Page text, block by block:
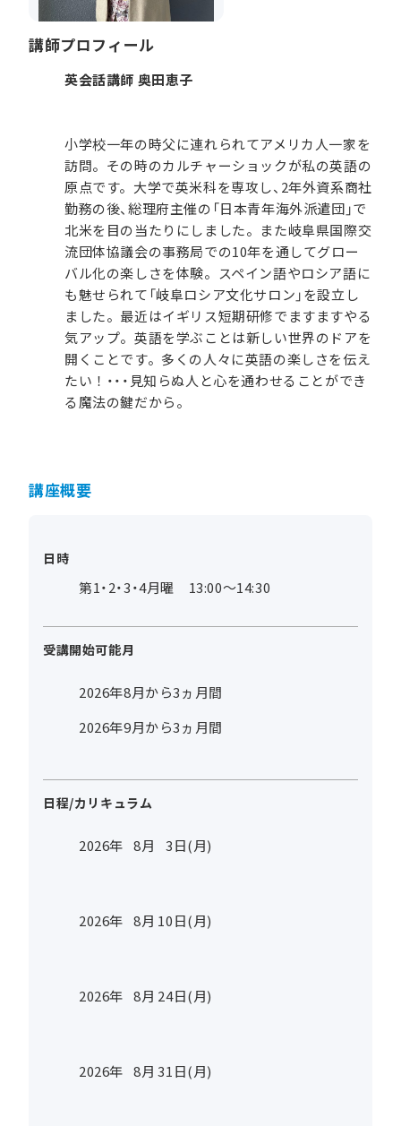
講師プロフィール
英会話講師 奥田恵子
小学校一年の時父に連れられてアメリカ人一家を
訪問。その時のカルチャーショックが私の英語の
原点です。大学で英米科を専攻し、2年外資系商社
勤務の後、総理府主催の「日本青年海外派遣団」で
北米を目の当たりにしました。また岐阜県国際交
流団体協議会の事務局での10年を通してグロー
バル化の楽しさを体験。スペイン語やロシア語に
も魅せられて「岐阜ロシア文化サロン」を設立し
ました。最近はイギリス短期研修でますますやる
気アップ。英語を学ぶことは新しい世界のドアを
開くことです。多くの人々に英語の楽しさを伝え
たい！・・・見知らぬ人と心を通わせることができ
る魔法の鍵だから。
講座概要
日時
第1・2・3・4月曜 13:00～14:30
受講開始可能月
2026年8月から3ヵ月間
2026年9月から3ヵ月間
日程/カリキュラム
2026年 8月 3日(月)
2026年 8月 10日(月)
2026年 8月 24日(月)
2026年 8月 31日(月)